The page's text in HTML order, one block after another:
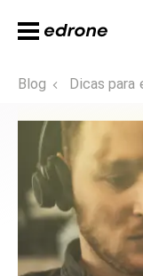
Blog Dicas para